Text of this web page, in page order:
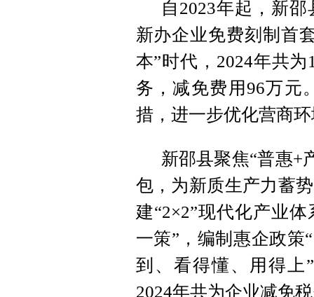
自2023年起，新
新办企业免费刻制首
本”时代，2024年共
务，减免费用96万元
措，进一步优化营商
新邵县聚焦“普惠+
包，为新质生产力蓄
建“2×2”现代化产业
一策”，编制惠企政策
到、看得懂、用得上
2024年共为企业减免